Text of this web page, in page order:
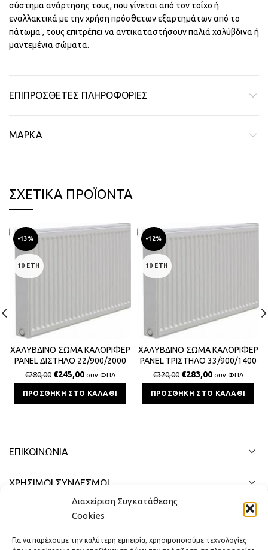
Διαχείριση Συγκατάθεσης
Cookies
Για να παρέχουμε την καλύτερη εμπειρία, χρησιμοποιούμε τεχνολογίες
σύστημα ανάρτησης τους, που γίνεται από τον τοίχο ή
εναλλακτικά με την χρήση πρόσθετων εξαρτημάτων από το
πάτωμα , τους επιτρέπει να αντικαταστήσουν παλιά χαλύβδινα ή
μαντεμένια σώματα.
ΕΠΙΠΡΌΣΘΕΤΕΣ ΠΛΗΡΟΦΟΡΊΕΣ
ΜΆΡΚΑ
ΣΧΕΤΙΚΆ ΠΡΟΪΌΝΤΑ
-13%
10 ΕΤΗ
ΧΑΛΥΒΔΙΝΟ ΣΩΜΑ ΚΑΛΟΡΙΦΕΡ
PANEL ΔΙΣΤΗΛΟ 22/900/2000
SPLENDID 5675Kcal/h
€280,00 €245,00 συν ΦΠΑ
ΠΡΟΣΘΉΚΗ ΣΤΟ ΚΑΛΆΘΙ
-12%
10 ΕΤΗ
ΧΑΛΥΒΔΙΝΟ ΣΩΜΑ ΚΑΛΟΡΙΦΕΡ
PANEL ΤΡΙΣΤΗΛΟ 33/900/1400
SPLENDID 5619Kcal/h
€320,00 €283,00 συν ΦΠΑ
ΠΡΟΣΘΉΚΗ ΣΤΟ ΚΑΛΆΘΙ
ΕΠΙΚΟΙΝΩΝΊΑ
ΧΡΗΣΙΜΟΙ ΣΥΝΔΕΣΜΟΙ
ΓΡΉΓΟΡΟ ΜΕΝΟΎ